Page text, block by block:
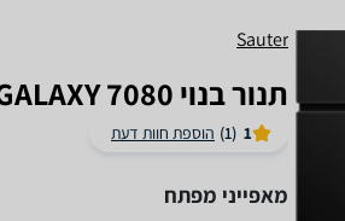
Sauter
‏תנור בנוי Sauter GALAXY 7080 סאוטר
1
(1) הוספת חוות דעת
מאפייני מפתח